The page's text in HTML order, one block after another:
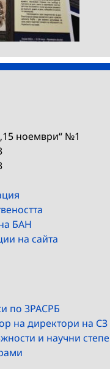
ноември“ №1
БАН
на сайта
по ЗРАСРБ
на директори на
и научни